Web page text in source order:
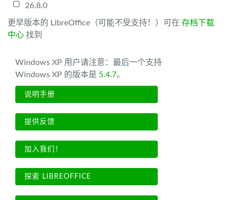
26.8.0
更早版本的 LibreOffice（可能不受支持！）可在 存档下载
中心 找到
Windows XP 用户请注意：最后一个支持
Windows XP 的版本是 5.4.7。
说明手册
提供反馈
加入我们！
探索 LIBREOFFICE